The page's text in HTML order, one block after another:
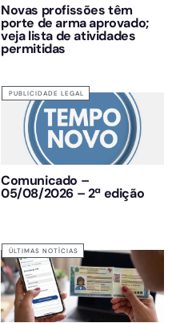
Novas profissões têm
porte de arma aprovado;
veja lista de atividades
permitidas
PUBLICIDADE LEGAL
Comunicado –
05/08/2026 – 2ª edição
ÚLTIMAS NOTÍCIAS